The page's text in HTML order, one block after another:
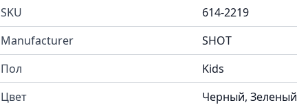
SKU
614-2219
Manufacturer
SHOT
Пол
Kids
Цвет
Черный, Зеленый